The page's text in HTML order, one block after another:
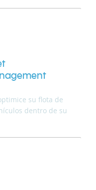
su flota de
dentro de su